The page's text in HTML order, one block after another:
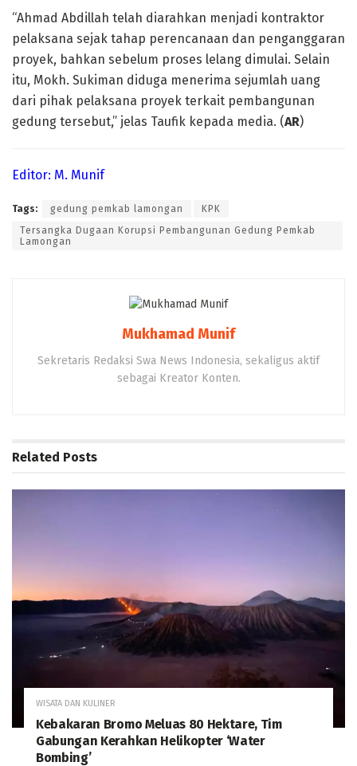
“Ahmad Abdillah telah diarahkan menjadi kontraktor
pelaksana sejak tahap perencanaan dan penganggaran
proyek, bahkan sebelum proses lelang dimulai. Selain
itu, Mokh. Sukiman diduga menerima sejumlah uang
dari pihak pelaksana proyek terkait pembangunan
gedung tersebut,” jelas Taufik kepada media. (AR)
Editor: M. Munif
Tags: gedung pemkab lamongan
KPK
Tersangka Dugaan Korupsi Pembangunan Gedung Pemkab
Lamongan
Mukhamad Munif
Sekretaris Redaksi Swa News Indonesia, sekaligus aktif
sebagai Kreator Konten.
Related Posts
WISATA DAN KULINER
Kebakaran Bromo Meluas 80 Hektare, Tim
Gabungan Kerahkan Helikopter ‘Water
Bombing’